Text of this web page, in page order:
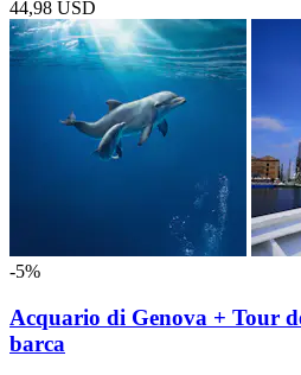
44,98 USD
-5%
Acquario di Genova + Tour
barca